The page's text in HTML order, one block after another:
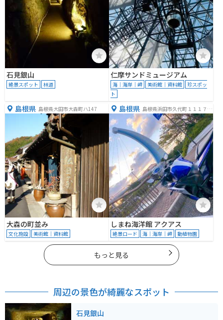
石見銀山
絶景スポット 林道
仁摩サンドミュージアム
海｜海岸｜岬 美術館｜資料館
珍スポッ
ト
島根県 島根県大田市大森町ハ147
大森の町並み
文化施設 美術館｜資料館
島根県 島根県浜田市久代町１１１７
−２
しまね海洋館 アクアス
絶景ロード 海｜海岸｜岬 動植物園
もっと見る
周辺の景色が綺麗なスポット
石見銀山